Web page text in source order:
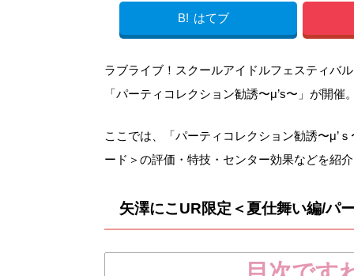
B! はてブ
ラブライブ！スクールアイドルフェスティバ
「パーティコレクション勧誘〜μ’s〜」が開催。
ここでは、「パーティコレクション勧誘〜μ’
ード＞の評価・特技・センター効果などを紹介
矢澤にこUR限定＜夏仕舞い編/パ